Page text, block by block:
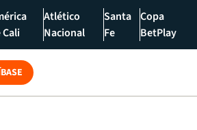
Cali
Atlético
Nacional
Santa
Fe
Copa
BetPlay